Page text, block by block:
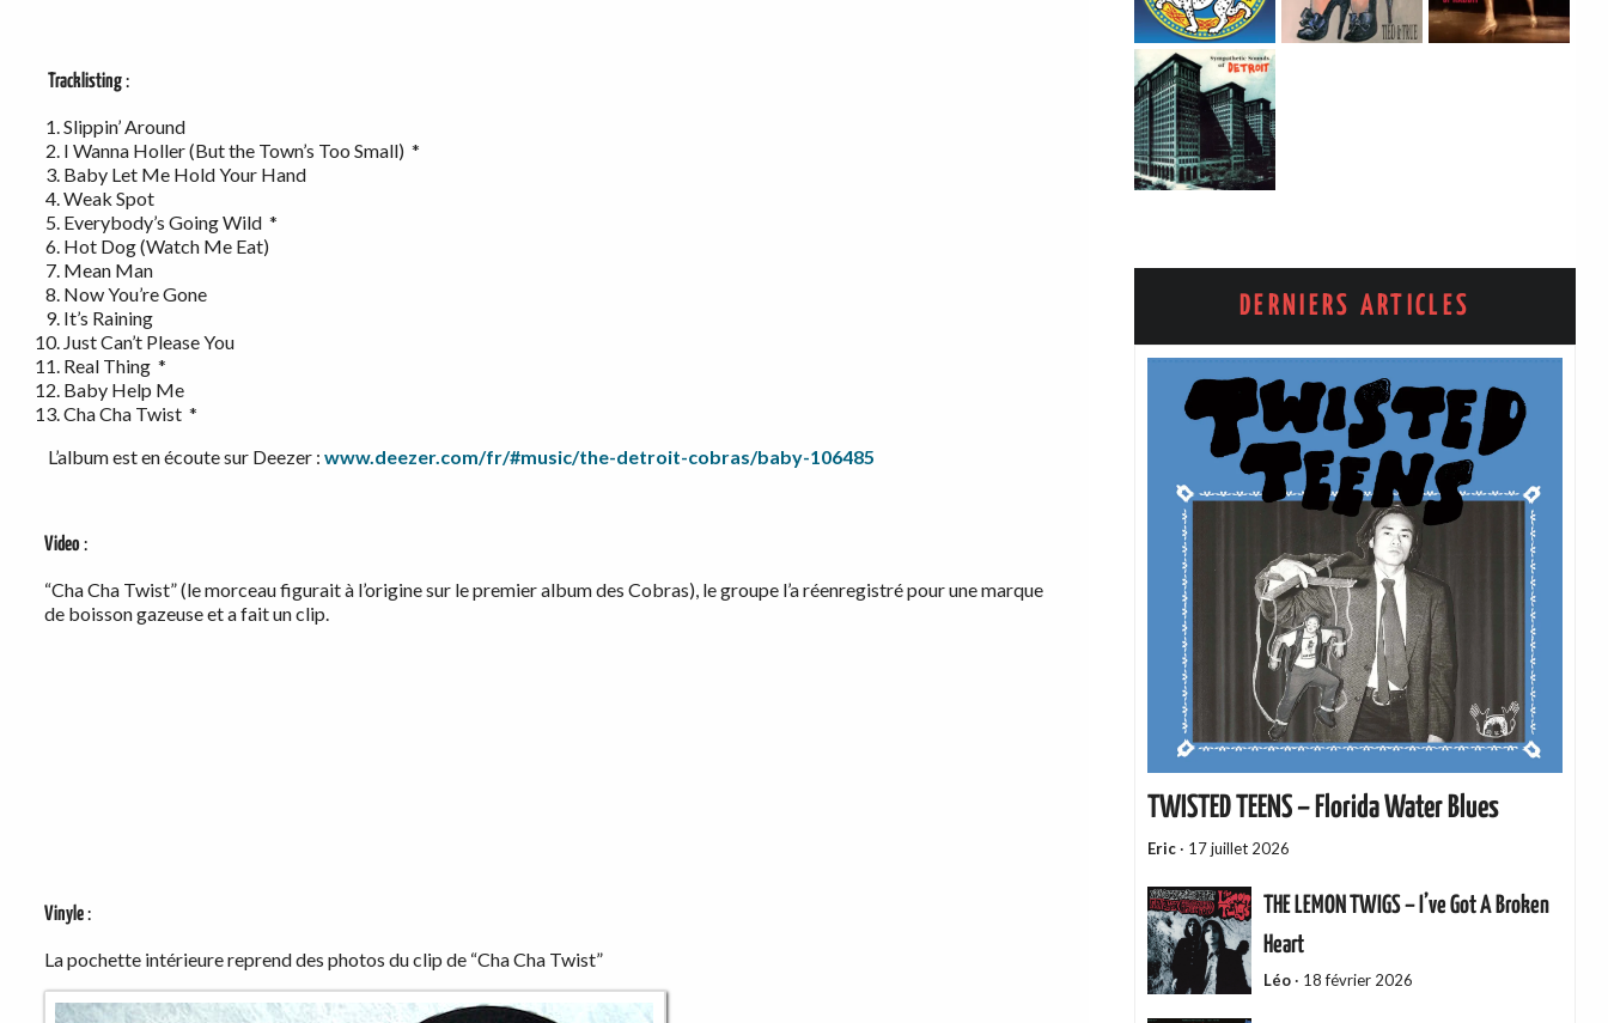
Tracklisting:
Slippin’ Around
I Wanna Holler (But the Town’s Too Small) *
Baby Let Me Hold Your Hand
Weak Spot
Everybody’s Going Wild *
Hot Dog (Watch Me Eat)
Mean Man
Now You’re Gone
It’s Raining
Just Can’t Please You
Real Thing *
Baby Help Me
Cha Cha Twist *
L’album est en écoute sur Deezer : www.deezer.com/fr/#music/the-detroit-cobras/baby-106485
Video:
“Cha Cha Twist” (le morceau figurait à l’origine sur le premier album des Cobras), le groupe l’a réenregistré pour une marque
de boisson gazeuse et a fait un clip.
Vinyle:
La pochette intérieure reprend des photos du clip de “Cha Cha Twist”
DERNIERS ARTICLES
TWISTED TEENS – Florida Water Blues
Eric · 17 juillet 2026
THE LEMON TWIGS – I’ve Got A Broken
Heart
Léo· 18 février 2026